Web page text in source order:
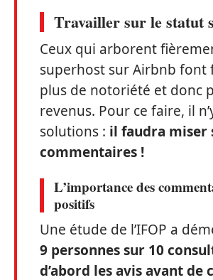
Travailler sur le statut
Ceux qui arborent
superhost sur Airbnb font
plus de notoriété et donc
revenus. Pour ce faire, il
solutions : il faudra miser
commentaires !
L’importance des
positifs
Une étude de l’IFOP a
9 personnes sur 10
d’abord les avis avant de